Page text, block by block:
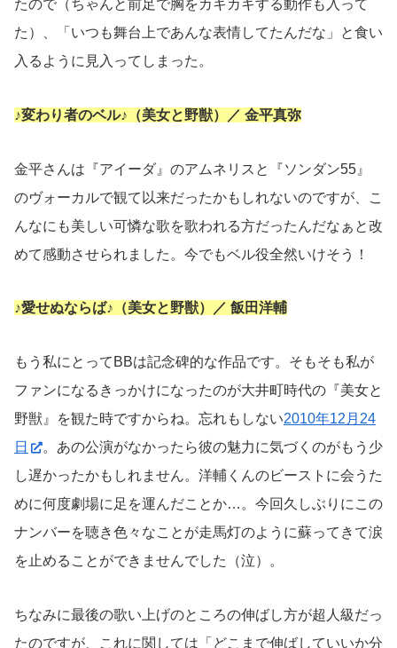
たので（ちゃんと前足で胸をカキカキする動作も入って
た）、「いつも舞台上であんな表情してたんだな」と食い
入るように見入ってしまった。
♪変わり者のベル♪（美女と野獣）／ 金平真弥
金平さんは『アイーダ』のアムネリスと『ソンダン55』
のヴォーカルで観て以来だったかもしれないのですが、こ
んなにも美しい可憐な歌を歌われる方だったんだなぁと改
めて感動させられました。今でもベル役全然いけそう！
♪愛せぬならば♪（美女と野獣）／ 飯田洋輔
もう私にとってBBは記念碑的な作品です。そもそも私が
ファンになるきっかけになったのが大井町時代の『美女と
野獣』を観た時ですからね。忘れもしない2010年12月24
日
。あの公演がなかったら彼の魅力に気づくのがもう少
し遅かったかもしれません。洋輔くんのビーストに会うた
めに何度劇場に足を運んだことか…。今回久しぶりにこの
ナンバーを聴き色々なことが走馬灯のように蘇ってきて涙
を止めることができませんでした（泣）。
ちなみに最後の歌い上げのところの伸ばし方が超人級だっ
たのですが、これに関しては「どこまで伸ばしていいか分